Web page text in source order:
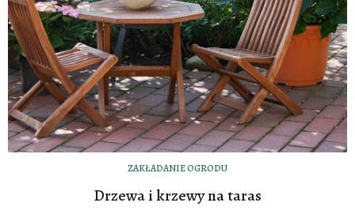
ZAKŁADANIE OGRODU
Drzewa i krzewy na taras